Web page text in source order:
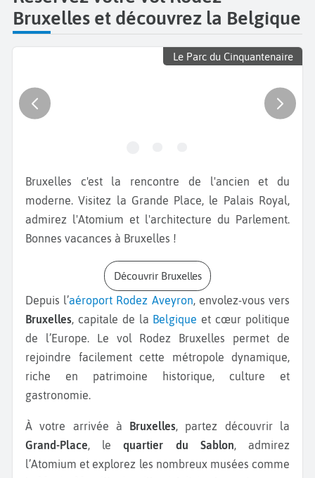
Bruxelles et découvrez la Belgique
Le Parc du Cinquantenaire
Bruxelles c'est la rencontre de l'ancien et du
moderne. Visitez la Grande Place, le Palais Royal,
admirez l'Atomium et l'architecture du Parlement.
Bonnes vacances à Bruxelles !
Découvrir Bruxelles
Depuis l’aéroport Rodez Aveyron, envolez-vous vers
Bruxelles, capitale de la Belgique et cœur politique
de l’Europe. Le vol Rodez Bruxelles permet de
rejoindre facilement cette métropole dynamique,
riche en patrimoine historique, culture et
gastronomie.
À votre arrivée à Bruxelles, partez découvrir la
Grand-Place, lequartier du Sablon, admirez
l’Atomium et explorez les nombreux musées comme